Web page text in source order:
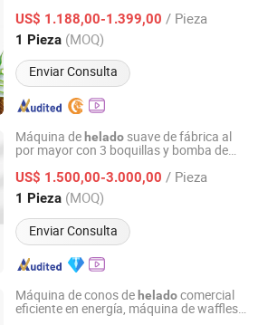
US$ 1.188,00-1.399,00 / Pieza
1 Pieza (MOQ)
Enviar Consulta
Máquina deheladosuave de fábrica al
por mayor con 3 boquillas y bomba de
US$ 1.500,00-3.000,00 / Pieza
1 Pieza (MOQ)
Enviar Consulta
Equipment Co., Ltd.
Desde 2012
Máquina de conos de heladocomercial
eficiente en energía, máquina de waffles
Co., Ltd.